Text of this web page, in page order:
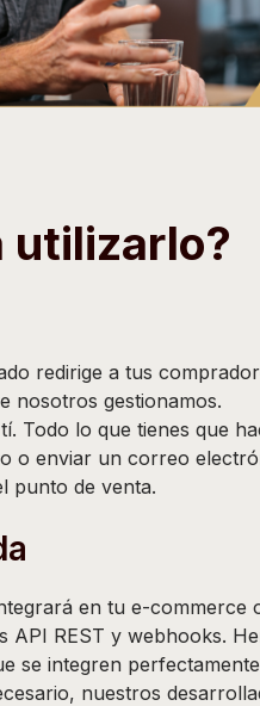
utilizarlo?
redirige a tus
nosotros gestionamos.
Todo lo que tienes que
o enviar un correo
punto de venta.
en tu e-commerce
API REST y webhooks.
se integren
nuestros